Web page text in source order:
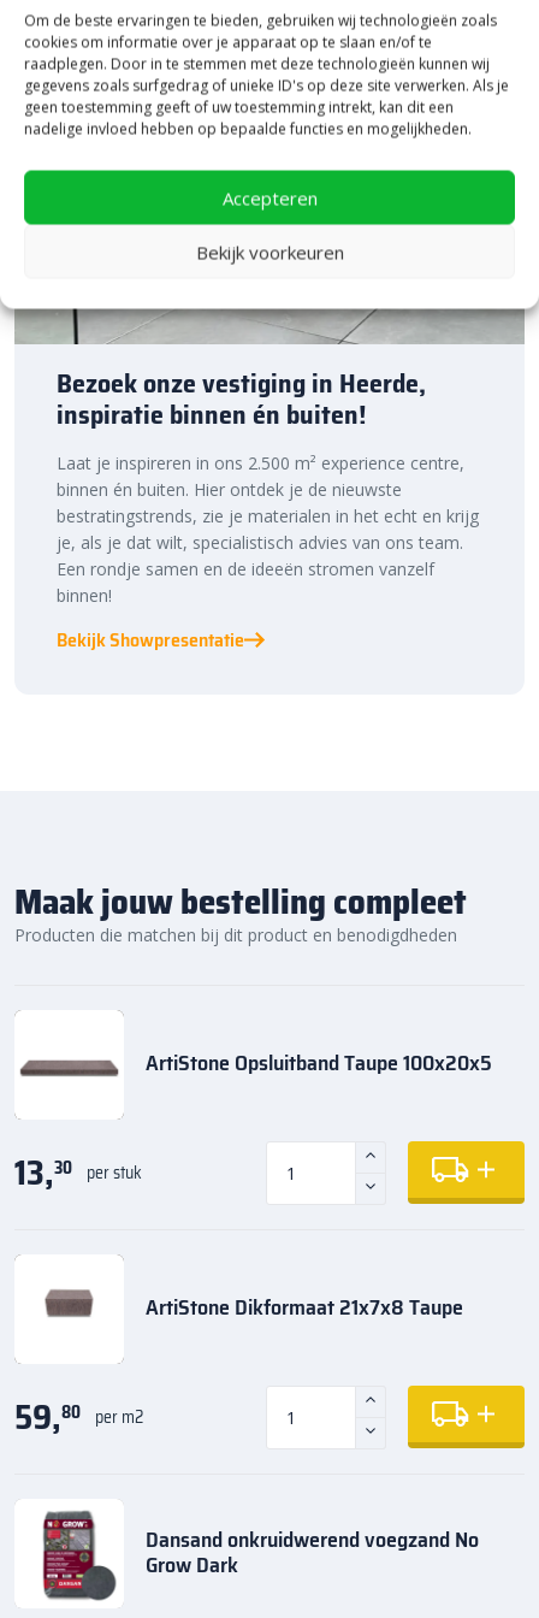
Om de beste ervaringen te bieden, gebruiken wij technologieën zoals
cookies om informatie over je apparaat op te slaan en/of te
raadplegen. Door in te stemmen met deze technologieën kunnen wij
gegevens zoals surfgedrag of unieke ID's op deze site verwerken. Als je
geen toestemming geeft of uw toestemming intrekt, kan dit een
nadelige invloed hebben op bepaalde functies en mogelijkheden.
Accepteren
Bekijk voorkeuren
Bezoek onze vestiging in Heerde,
inspiratie binnen én buiten!
Laat je inspireren in ons 2.500 m² experience centre,
binnen én buiten. Hier ontdek je de nieuwste
bestratingstrends, zie je materialen in het echt en krijg
je, als je dat wilt, specialistisch advies van ons team.
Een rondje samen en de ideeën stromen vanzelf
binnen!
Bekijk Showpresentatie
Maak jouw bestelling compleet
Producten die matchen bij dit product en benodigdheden
ArtiStone Opsluitband Taupe 100x20x5
13,30 per stuk
ArtiStone Dikformaat 21x7x8 Taupe
59,80 per m2
Dansand onkruidwerend voegzand No
Grow Dark